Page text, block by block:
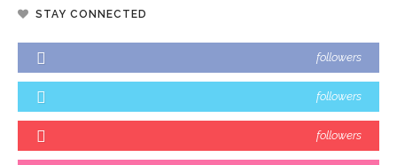
STAY CONNECTED
followers
followers
followers